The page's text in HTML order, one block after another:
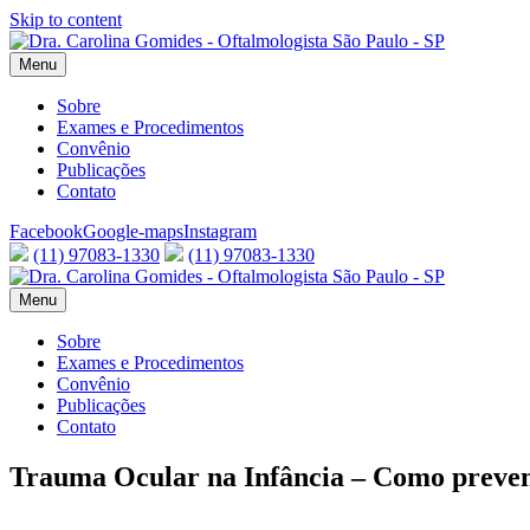
Skip to content
Menu
Sobre
Exames e Procedimentos
Convênio
Publicações
Contato
FacebookGoogle-mapsInstagram
(11) 97083-1330
(11) 97083-1330
Menu
Sobre
Exames e Procedimentos
Convênio
Publicações
Contato
Trauma Ocular na Infância – Como